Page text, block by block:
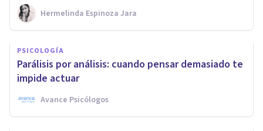
Hermelinda Espinoza Jara
PSICOLOGÍA
Parálisis por análisis: cuando pensar demasiado te
impide actuar
Avance Psicólogos